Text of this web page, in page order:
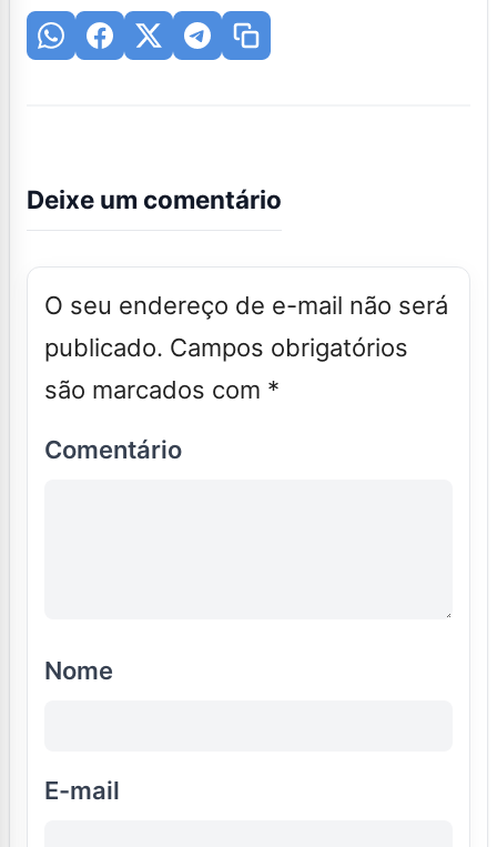
Deixe um comentário
O seu endereço de e-mail não será
publicado. Campos obrigatórios
são marcados com *
Comentário
Nome
E-mail